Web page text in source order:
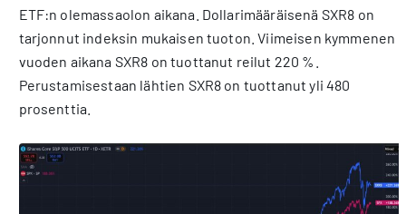
ETF:n olemassaolon aikana. Dollarimääräisenä SXR8 on
tarjonnut indeksin mukaisen tuoton. Viimeisen kymmenen
vuoden aikana SXR8 on tuottanut reilut 220 %.
Perustamisestaan lähtien SXR8 on tuottanut yli 480
prosenttia.